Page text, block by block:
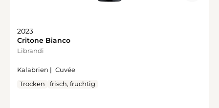
2023
Critone Bianco
Librandi
Kalabrien | Cuvée
Trocken
frisch, fruchtig